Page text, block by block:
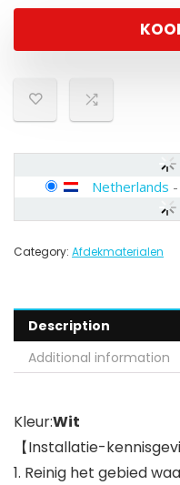
Netherlands -
Category: Afdekmaterialen
Description
Additional information
Kleur:Wit
【Installatie-
1. Reinig het gebied